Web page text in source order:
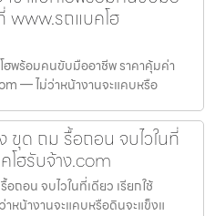
www.รถแบคโฮ
ฮพร้อมคนขับมืออาชีพ ราคาคุ้มค่า
— ไม่ว่าหน้างานจะแคบหรือ
ขุด ถม รื้อถอน จบไวในที่
โฮรับจ้าง.com
ถอน จบไวในที่เดียว เรียกใช้
หน้างานจะแคบหรือดินจะแข็งแ